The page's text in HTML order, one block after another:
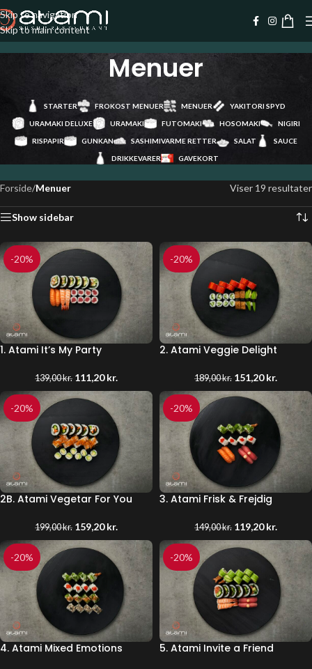
Skip to navigation
Skip to main content
Menuer
STARTER FROKOST MENUER MENUER YAKITORI SPYD
URAMAKI DELUXE URAMAKI FUTOMAKI HOSOMAKI NIGIRI
RISPAPIR GUNKAN SASHIMIVARME RETTER SALAT SAUCE
DRIKKEVARER GAVEKORT
Forside/Menuer Viser 19 resultater
Show sidebar
-20%
1. Atami It’s My Party
139,00kr. 111,20kr.
-20%
2. Atami Veggie Delight
189,00kr. 151,20kr.
-20%
2B. Atami Vegetar For You
199,00kr. 159,20kr.
-20%
3. Atami Frisk & Frejdig
149,00kr. 119,20kr.
-20%
4. Atami Mixed Emotions
-20%
5. Atami Invite a Friend